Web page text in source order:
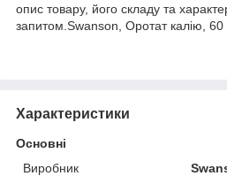
опис товару, його складу та
запитом.Swanson, Оротат калію, 60
Характеристики
Основні
Виробник